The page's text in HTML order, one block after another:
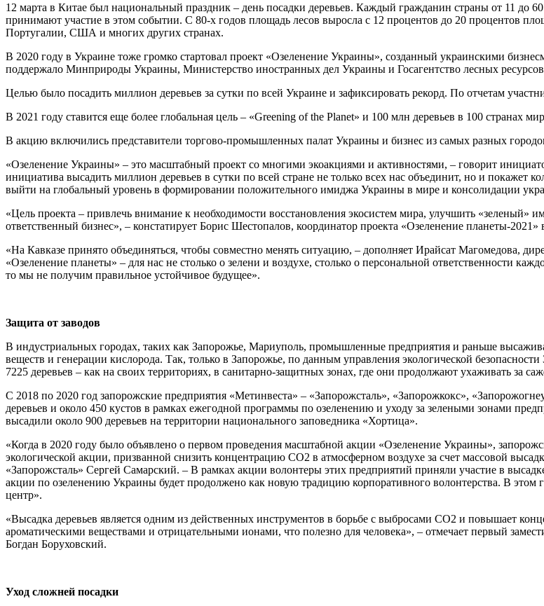
12 марта в Китае был национальный праздник – день посадки деревьев. Каждый гражданин страны от 11 до
принимают участие в этом событии. С 80-х годов площадь лесов выросла с 12 процентов до 20 процентов
Португалии, США и многих других странах.
В 2020 году в Украине тоже громко стартовал проект «Озеленение Украины», созданный украинскими
поддержало Минприроды Украины, Министерство иностранных дел Украины и Госагентство лесных
Целью было посадить миллион деревьев за сутки по всей Украине и зафиксировать рекорд. По отчетам
В 2021 году ставится еще более глобальная цель – «Greening of the Planet» и 100 млн деревьев в 100
В акцию включились представители торгово-промышленных палат Украины и бизнес из самых разных
«Озеленение Украины» – это масштабный проект со многими экоакциями и активностями, – говорит
инициатива высадить миллион деревьев в сутки по всей стране не только всех нас объединит, но и покажет
выйти на глобальный уровень в формировании положительного имиджа Украины в мире и консолидации
«Цель проекта – привлечь внимание к необходимости восстановления экосистем мира, улучшить
ответственный бизнес», – констатирует Борис Шестопалов, координатор проекта «Озеленение планеты-
«На Кавказе принято объединяться, чтобы совместно менять ситуацию, – дополняет Ирайсат Магомедова,
«Озеленение планеты» – для нас не столько о зелени и воздухе, столько о персональной ответственности
то мы не получим правильное устойчивое будущее».
Защита от заводов
В индустриальных городах, таких как Запорожье, Мариуполь, промышленные предприятия и раньше
веществ и генерации кислорода. Так, только в Запорожье, по данным управления экологической
7225 деревьев – как на своих территориях, в санитарно-защитных зонах, где они продолжают ухаживать за
С 2018 по 2020 год запорожские предприятия «Метинвеста» – «Запорожсталь», «Запорожкокс»,
деревьев и около 450 кустов в рамках ежегодной программы по озеленению и уходу за зелеными зонами
высадили около 900 деревьев на территории национального заповедника «Хортица».
«Когда в 2020 году было объявлено о первом проведения масштабной акции «Озеленение Украины»,
экологической акции, призванной снизить концентрацию СО2 в атмосферном воздухе за счет массовой
«Запорожсталь» Сергей Самарский. – В рамках акции волонтеры этих предприятий приняли участие в
акции по озеленению Украины будет продолжено как новую традицию корпоративного волонтерства. В
центр».
«Высадка деревьев является одним из действенных инструментов в борьбе с выбросами СО2 и повышает
ароматическими веществами и отрицательными ионами, что полезно для человека», – отмечает первый
Богдан Боруховский.
Уход сложней посадки